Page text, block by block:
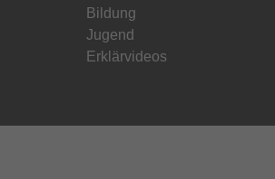
Bildung
Jugend
Erklärvideos